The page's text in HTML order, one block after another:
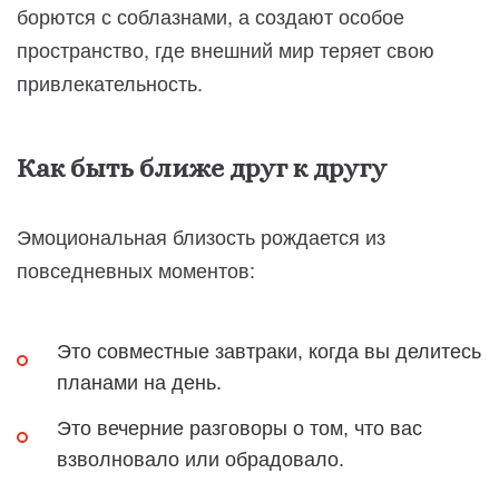
борются с соблазнами, а создают особое
пространство, где внешний мир теряет свою
привлекательность.
Как быть ближе друг к другу
Эмоциональная близость рождается из
повседневных моментов:
Это совместные завтраки, когда вы делитесь
планами на день.
Это вечерние разговоры о том, что вас
взволновало или обрадовало.